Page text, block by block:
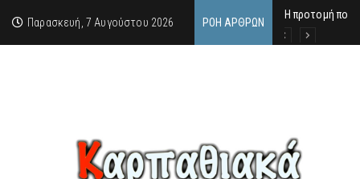
Παρασκευή, 7 Αυγούστου 2026 ΡΟΉ ΆΡΘΡΩΝ
Η προτομή που
Ο αιώνιος
Δικαστική